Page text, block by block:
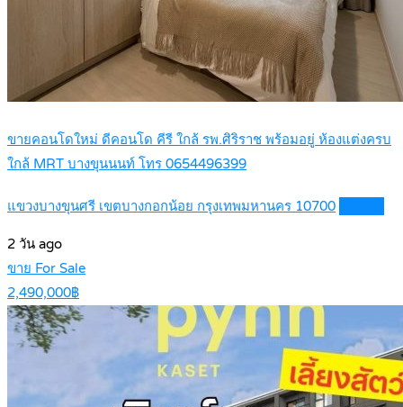
ขายคอนโดใหม่ ดีคอนโด คีรี ใกล้ รพ.ศิริราช พร้อมอยู่ ห้องแต่งครบ
ใกล้ MRT บางขุนนนท์ โทร 0654496399
แขวงบางขุนศรี เขตบางกอกน้อย กรุงเทพมหานคร 10700
2 วัน ago
ขาย For Sale
2,490,000฿